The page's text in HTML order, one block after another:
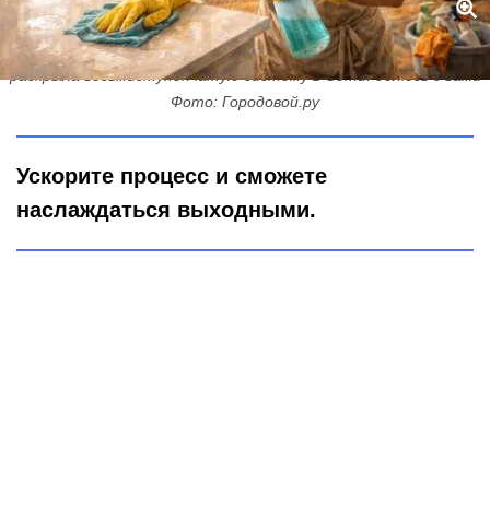
Россиянка научилась убирать профессиональнее клинеров и
раскрыла восьмиступенчатую систему в Сети: делюсь с вами
Фото: Городовой.ру
Ускорите процесс и сможете
наслаждаться выходными.